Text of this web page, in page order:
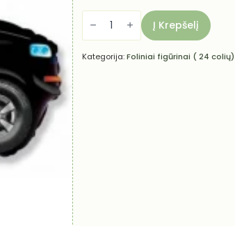
produkto
kiekis:
balionas
-
Policijos
Į Krepšelį
Kategorija:Foliniai figūrinai ( 24 colių)